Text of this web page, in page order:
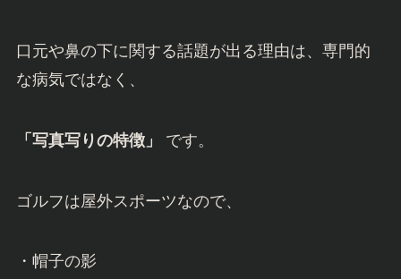
口元や鼻の下に関する話題が出る理由は、専門的
な病気ではなく、
「写真写りの特徴」 です。
ゴルフは屋外スポーツなので、
・帽子の影